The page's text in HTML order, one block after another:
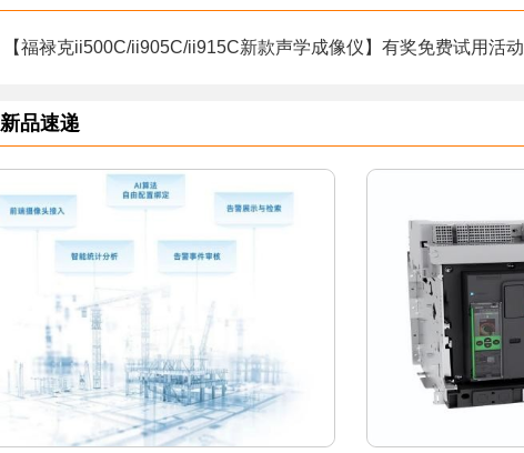
【福禄克ii500C/ii905C/ii915C新款声学成像仪】有奖免费试用活动
新品速递